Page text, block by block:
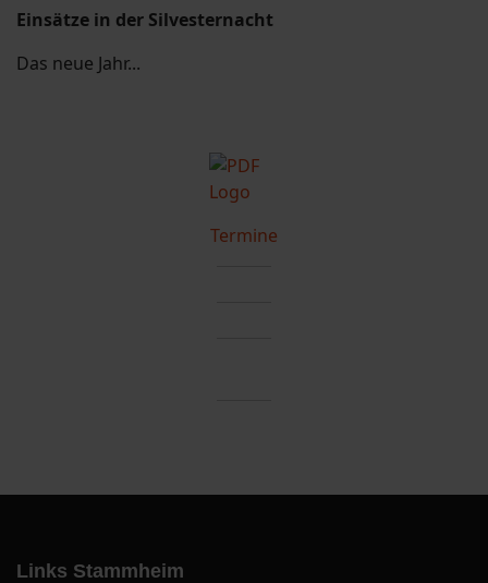
Einsätze in der Silvesternacht
Das neue Jahr...
Termine
Links Stammheim